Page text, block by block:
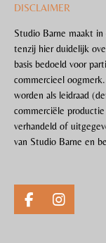
DISCLAIMER
Studio Barne maakt
tenzij hier duidelijk
basis bedoeld voor
commercieel
worden als leidraad
commerciële
verhandeld of
van Studio Barne en
F
a
I
n